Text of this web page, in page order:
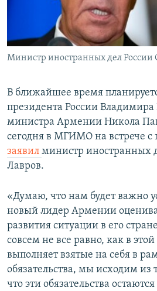
Все сайты Радио Азатутюн
Министр иностранных дел России
В ближайшее время
президента России
министра Армении Никола
сегодня в МГИМО на встрече с
заявил министр иностранных
Лавров.
«Думаю, что нам будет важно
новый лидер Армении
развития ситуации в его
совсем не все равно, как в
выполняет взятые на себя в
обязательства, мы исходим из
что эти обязательства